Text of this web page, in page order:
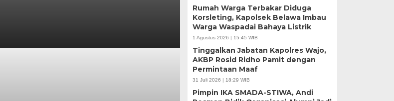
Rumah Warga Terbakar Diduga
Korsleting, Kapolsek Belawa Imbau
Warga Waspadai Bahaya Listrik
1 Agustus 2026 | 15:45 WIB
Tinggalkan Jabatan Kapolres Wajo,
AKBP Rosid Ridho Pamit dengan
Permintaan Maaf
31 Juli 2026 | 18:29 WIB
Pimpin IKA SMADA-STIWA, Andi